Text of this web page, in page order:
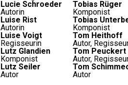
Lucie Schroeder
Autorin
Tobias Rüger
Komponist
Luise Rist
Autorin
Tobias
Komponist
Luise Voigt
Regisseurin
Tom Heithoff
Autor,
Lutz Glandien
Komponist
Tom Peuckert
Autor,
Lutz Seiler
Autor
Tom
Autor